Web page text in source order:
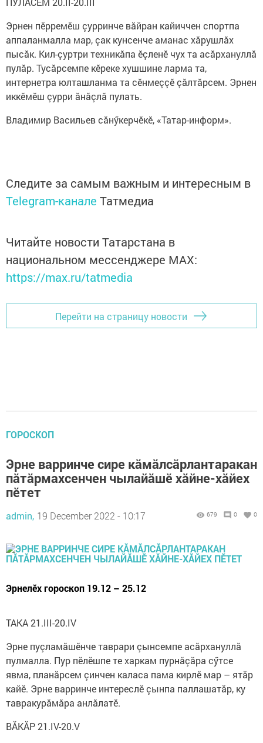
Эрнен пӗрремӗш çурринче вăйран кайиччен спортпа
аппаланмалла мар, çак кунсенче аманас хăрушлăх
пысăк. Кил-çуртри техникăпа ӗçленӗ чух та асăрхануллă
пулăр. Тусăрсемпе кӗреке хушшине ларма та,
интернетра юлташланма та сӗнмеççӗ çăлтăрсем. Эрнен
иккӗмӗш çурри ăнăçлă пулать.
Владимир Васильев сăнӳкерчӗкӗ, «Татар-информ».
Следите за самым важным и интересным в
Telegram-канале Татмедиа
Читайте новости Татарстана в
национальном мессенджере MАХ:
https://max.ru/tatmedia
Перейти на страницу новости
ГОРОСКОП
Эрне варринче сире кăмăлсăрлантаракан
пăтăрмахсенчен чылайăшӗ хăйне-хăйех
пӗтет
admin, 19 December 2022 - 10:17 679 0 0
Эрнелӗх гороскоп 19.12 – 25.12
ТАКА 21.III-20.IV
Эрне пуçламăшӗнче таврари çынсемпе асăрхануллă
пулмалла. Пур пӗлӗшпе те харкам пурнăçăра сӳтсе
явма, планăрсем çинчен каласа пама кирлӗ мар – ятăр
кайӗ. Эрне варринче интереслӗ çынпа паллашатăр, ку
тавракурăмăра анлăлатӗ.
ВĂКĂР 21.IV-20.V